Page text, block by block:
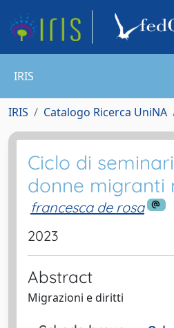
IRIS
IRIS Catalogo Ricerca UniNA
Ciclo di
donne migranti
francesca de rosa
2023
Abstract
Migrazioni e diritti